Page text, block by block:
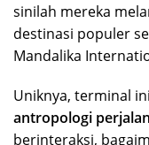
sinilah mereka
destinasi populer
Mandalika
Uniknya, terminal
antropologi
berinteraksi,